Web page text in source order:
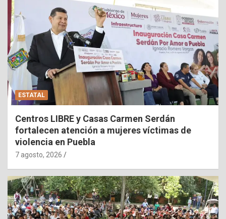
ESTATAL
Centros LIBRE y Casas Carmen Serdán
fortalecen atención a mujeres víctimas de
violencia en Puebla
7 agosto, 2026